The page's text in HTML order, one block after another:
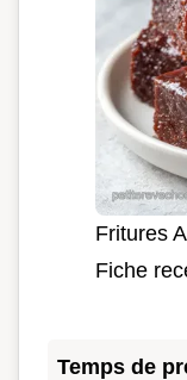
Fritures
Fiche
Temps de